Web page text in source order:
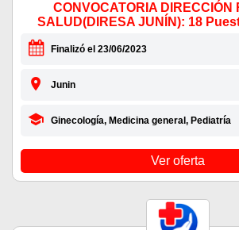
CONVOCATORIA DIRECCIÓN
SALUD(DIRESA JUNÍN): 18
Finalizó el 23/06/2023
Junin
Ginecología, Medicina general, Pediatría
Ver oferta